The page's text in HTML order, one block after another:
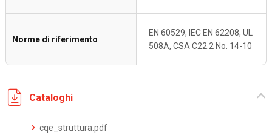
Norme di riferimento
EN 60529, IEC EN 62208, UL
508A, CSA C22.2 No. 14-10
Cataloghi
cqe_struttura.pdf